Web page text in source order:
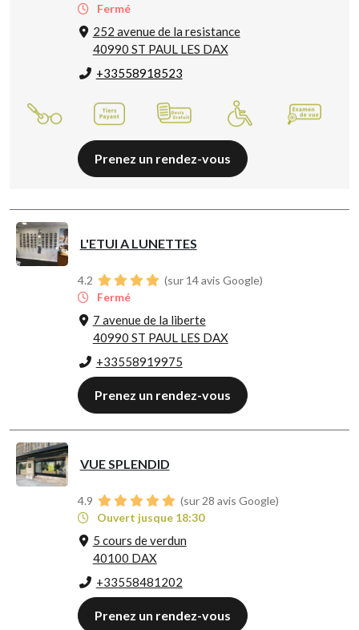
Fermé
252 avenue de la resistance
40990 ST PAUL LES DAX
+33558918523
Prenez un rendez-vous
L'ETUI A LUNETTES
4.2
(sur 14 avis Google)
Fermé
7 avenue de la liberte
40990 ST PAUL LES DAX
+33558919975
Prenez un rendez-vous
VUE SPLENDID
4.9
(sur 28 avis Google)
Ouvert jusque 18:30
5 cours de verdun
40100 DAX
+33558481202
Prenez un rendez-vous